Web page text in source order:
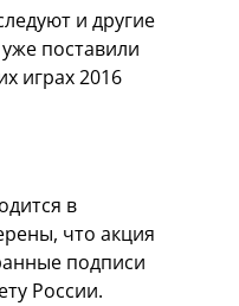
и другие
поставили
играх 2016
в
что акция
подписи
России.